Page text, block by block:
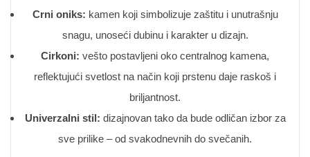
Crni oniks: kamen koji simbolizuje zaštitu i unutrašnju
snagu, unoseći dubinu i karakter u dizajn.
Cirkoni: vešto postavljeni oko centralnog kamena,
reflektujući svetlost na način koji prstenu daje raskoš i
briljantnost.
Univerzalni stil: dizajnovan tako da bude odličan izbor za
sve prilike – od svakodnevnih do svečanih.